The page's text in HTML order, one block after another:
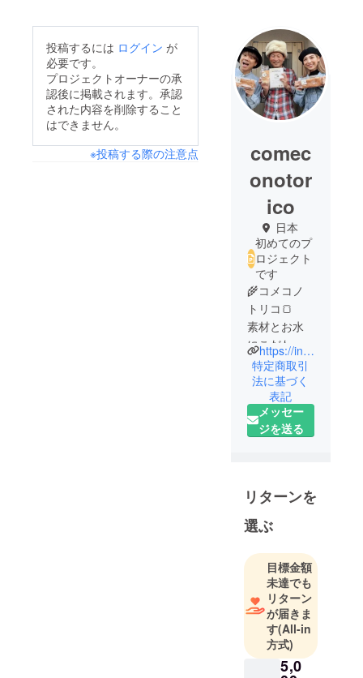
投稿するには ログイン が
必要です。
プロジェクトオーナーの承
認後に掲載されます。承認
された内容を削除すること
はできません。
※投稿する際の注意点
comec
onotor
ico
日本
初めてのプ
ロジェクト
です
🌾コメコノ
トリコ🍞
素材とお水
にこだわっ
た体に優し
い
米粉パンや
シューク
リームをお
🍞🥐🥖🥪
小麦・卵・
牛乳を使用
お水にもと
ことんこだ
わって
ひとつひと
つ丁寧に作
りました♡
米粉100%お
https://instagram.com/comeco.no.torico?igshid=YmMyMTA2M2Y=
特定商取引
法に基づく
表記
メッセー
ジを送る
リターンを
選ぶ
目標金額
未達でも
リターン
が届きま
す(All-in
方式)
5,0